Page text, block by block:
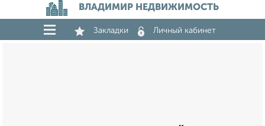
ВЛАДИМИР НЕДВИЖИМОСТЬ
Закладки Личный кабинет